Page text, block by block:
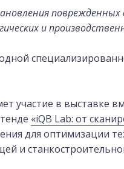
и
участие в выставке
«iQB Lab: от
для оптимизации
и